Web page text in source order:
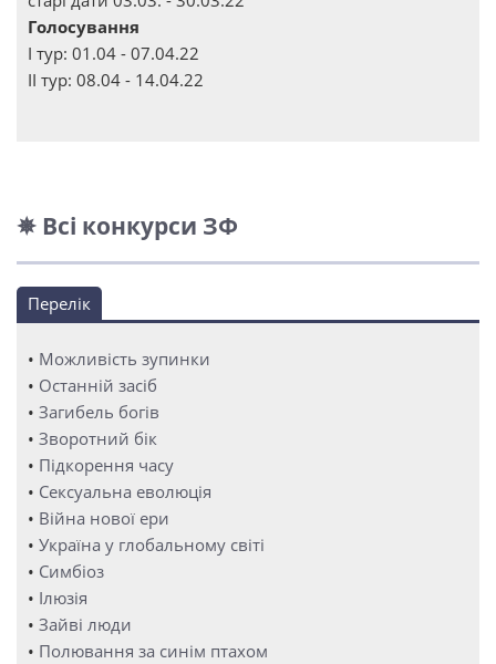
Голосування
І тур: 01.04 - 07.04.22
ІІ тур: 08.04 - 14.04.22
✵ Всі конкурси ЗФ
Перелік
• Можливість зупинки
• Останній засіб
• Загибель богів
• Зворотний бік
• Підкорення часу
• Сексуальна еволюція
• Війна нової ери
• Україна у глобальному світі
• Симбіоз
• Ілюзія
• Зайві люди
• Полювання за синім птахом